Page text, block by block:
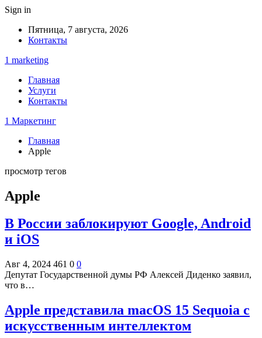
Sign in
Пятница, 7 августа, 2026
Контакты
1 marketing
Главная
Услуги
Контакты
1 Маркетинг
Главная
Apple
просмотр тегов
Apple
В России заблокируют Google, Android
и iOS
Авг 4, 2024 461 0 0
Депутат Государственной думы РФ Алексей Диденко заявил,
что в…
Apple представила macOS 15 Sequoia с
искусственным интеллектом